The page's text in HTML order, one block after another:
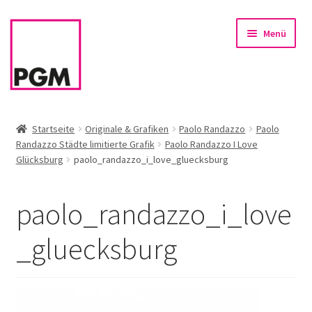
Zur
Zum
Menü
News
Rahmen & Einrahmung
Firmenservice – Kunst für Büro, Praxis, Kanzlei
Startseite Originale & Grafiken Paolo Randazzo
Paolo
Randazzo Städte limitierte Grafik
Paolo Randazzo I Love
Glücksburg
paolo_randazzo_i_love_gluecksburg
paolo_randazzo_i_love
_gluecksburg